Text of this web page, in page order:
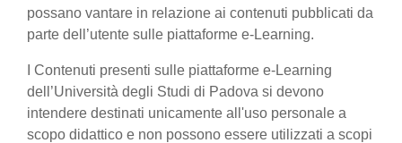
possano vantare in relazione ai contenuti pubblicati da
parte dell’utente sulle piattaforme e-Learning.
I Contenuti presenti sulle piattaforme e-Learning
dell’Università degli Studi di Padova si devono
intendere destinati unicamente all'uso personale a
scopo didattico e non possono essere utilizzati a scopi